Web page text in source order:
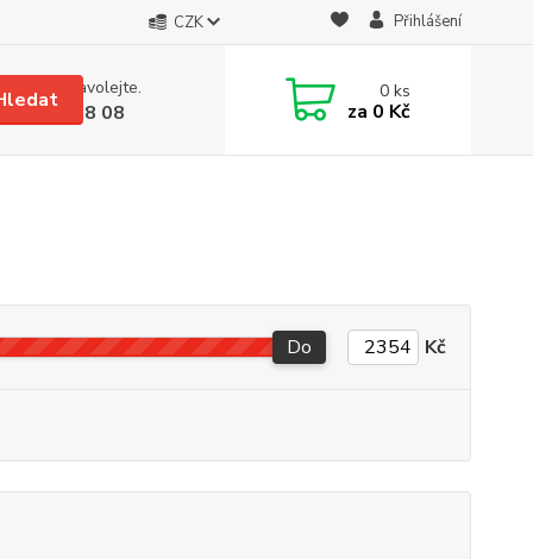
CZK Přihlášení
si rady? Zavolejte.
608 08 18 08
0ks
za 0 Kč
Do Kč